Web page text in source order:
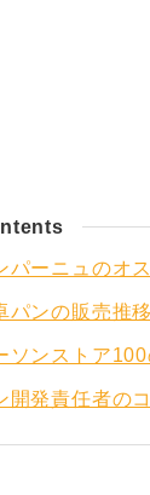
パーニ
パンの販売推
ソンストア
開発責任者の